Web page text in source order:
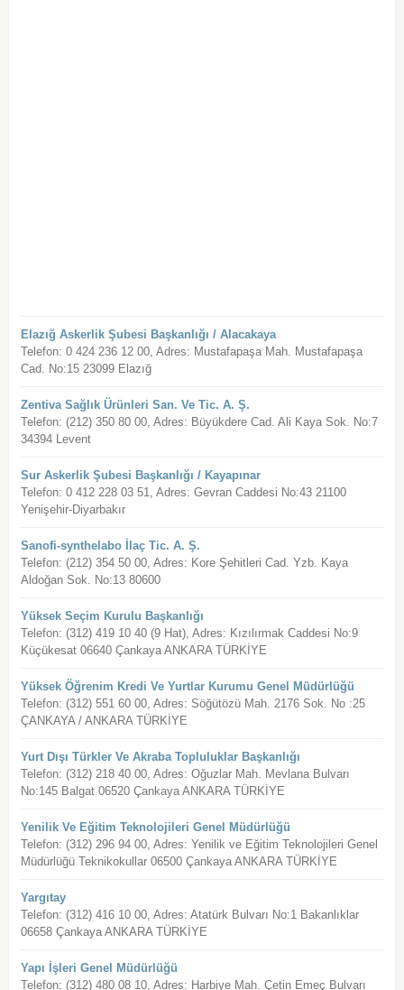
Elazığ Askerlik Şubesi Başkanlığı / Alacakaya
Telefon: 0 424 236 12 00, Adres: Mustafapaşa Mah. Mustafapaşa
Cad. No:15 23099 Elazığ
Zentiva Sağlık Ürünleri San. Ve Tic. A. Ş.
Telefon: (212) 350 80 00, Adres: Büyükdere Cad. Ali Kaya Sok. No:7
34394 Levent
Sur Askerlik Şubesi Başkanlığı / Kayapınar
Telefon: 0 412 228 03 51, Adres: Gevran Caddesi No:43 21100
Yenişehir-Diyarbakır
Sanofi-synthelabo İlaç Tic. A. Ş.
Telefon: (212) 354 50 00, Adres: Kore Şehitleri Cad. Yzb. Kaya
Aldoğan Sok. No:13 80600
Yüksek Seçim Kurulu Başkanlığı
Telefon: (312) 419 10 40 (9 Hat), Adres: Kızılırmak Caddesi No:9
Küçükesat 06640 Çankaya ANKARA TÜRKİYE
Yüksek Öğrenim Kredi Ve Yurtlar Kurumu Genel Müdürlüğü
Telefon: (312) 551 60 00, Adres: Söğütözü Mah. 2176 Sok. No :25
ÇANKAYA / ANKARA TÜRKİYE
Yurt Dışı Türkler Ve Akraba Topluluklar Başkanlığı
Telefon: (312) 218 40 00, Adres: Oğuzlar Mah. Mevlana Bulvarı
No:145 Balgat 06520 Çankaya ANKARA TÜRKİYE
Yenilik Ve Eğitim Teknolojileri Genel Müdürlüğü
Telefon: (312) 296 94 00, Adres: Yenilik ve Eğitim Teknolojileri Genel
Müdürlüğü Teknikokullar 06500 Çankaya ANKARA TÜRKİYE
Yargıtay
Telefon: (312) 416 10 00, Adres: Atatürk Bulvarı No:1 Bakanlıklar
06658 Çankaya ANKARA TÜRKİYE
Yapı İşleri Genel Müdürlüğü
Telefon: (312) 480 08 10, Adres: Harbiye Mah. Çetin Emeç Bulvarı